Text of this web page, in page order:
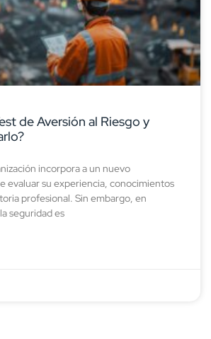
de Aversión al Riesgo y
incorpora a un nuevo
evaluar su experiencia, conocimientos
profesional. Sin embargo, en
seguridad es